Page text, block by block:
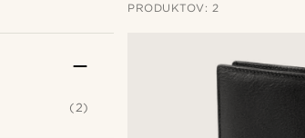
PRODUKTOV: 2
(2)